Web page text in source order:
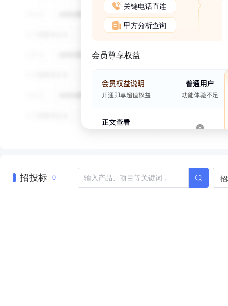
关键电话直连
甲方分析查询
会员尊享权益
招投标 0